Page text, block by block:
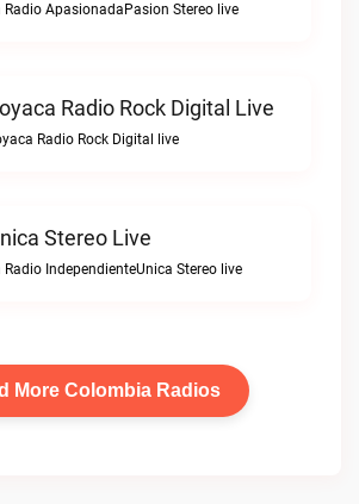
Radio ApasionadaPasion Stereo live
Radio Rock Digital Live
Radio Rock Digital live
Stereo Live
Radio IndependienteUnica Stereo live
More Colombia Radios